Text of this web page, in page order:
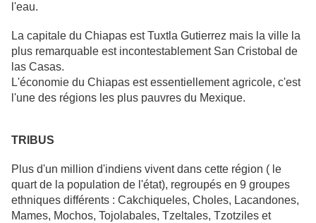
l'eau.
La capitale du Chiapas est Tuxtla Gutierrez mais la ville la
plus remarquable est incontestablement San Cristobal de
las Casas.
L'économie du Chiapas est essentiellement agricole, c'est
l'une des régions les plus pauvres du Mexique.
TRIBUS
Plus d'un million d'indiens vivent dans cette région ( le
quart de la population de l'état), regroupés en 9 groupes
ethniques différents : Cakchiqueles, Choles, Lacandones,
Mames, Mochos, Tojolabales, Tzeltales, Tzotziles et